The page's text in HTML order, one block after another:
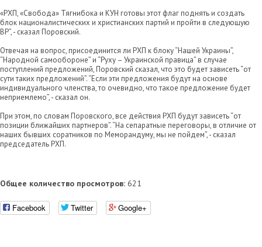
«РХП, «Свобода» Тягнибока и КУН готовы этот флаг поднять и создать
блок националистических и христианских партий и пройти в следующую
ВР”, - сказал Поровский.
Отвечая на вопрос, присоединится ли РХП к блоку “Нашей Украины”,
“Народной самообороне” и “Руху – Украинской правица” в случае
поступлений предложений, Поровский сказал, что это будет зависеть “от
сути таких предложений”. “Если эти предложения будут на основе
индивидуального членства, то очевидно, что такое предложение будет
неприемлемо”, - сказал он.
При этом, по словам Поровского, все действия РХП будут зависеть “от
позиции ближайших партнеров”. “На сепаратные переговоры, в отличие от
наших бывших соратников по Меморандуму, мы не пойдем”, - сказал
председатель РХП.
Общее количество просмотров: 621
Facebook Twitter Google+